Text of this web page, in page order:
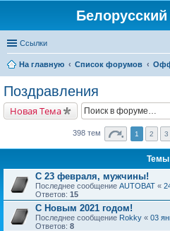
Ссылки
На главную Список форумов
Поздравления
Новая Тема
398 тем 1 2 3
Темы
С 23 февраля, мужчины!
Последнее сообщение AUTOBAT «
Ответов: 15
С Новым 2021 годом!
Последнее сообщение Rokky « 03
Ответов: 8